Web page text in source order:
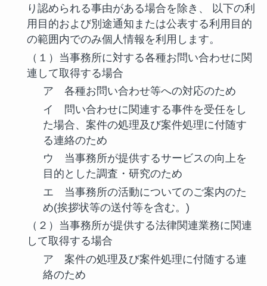
り認められる事由がある場合を除き、
以下の利
用目的および別途通知または公表する利用目的
の範囲内でのみ個人情報を利用します。
（１）当事務所に対する各種お問い合わせに関
連して取得する場合
ア 各種お問い合わせ等への対応のため
イ 問い合わせに関連する事件を受任をし
た場合、案件の処理及び案件処理に付随す
る連絡のため
ウ 当事務所が提供するサービスの向上を
目的とした調査・研究のため
エ 当事務所の活動についてのご案内のた
め(挨拶状等の送付等を含む。)
（２）当事務所が提供する法律関連業務に関連
して取得する場合
ア 案件の処理及び案件処理に付随する連
絡のため